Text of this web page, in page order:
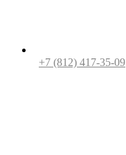
+7 (812) 417-35-09